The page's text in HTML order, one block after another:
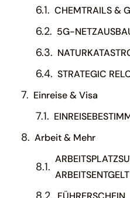
CHEMTRAILS &
5G-
STRATEGIC
Einreise & Visa
Arbeit & Mehr
ARBEITSENTGELT